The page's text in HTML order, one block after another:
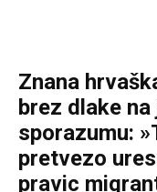
Znana
brez dlake
sporazumu:
pretvezo
pravic